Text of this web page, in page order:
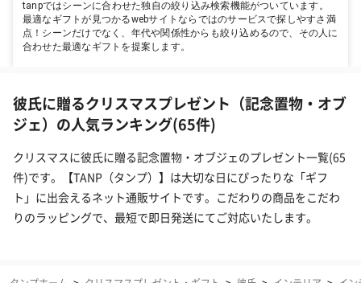
tanpではシーンに合わせた独自の絞り込み検索機能がついています。
最適なギフトが見つかるwebサイトならではのサービスで探しやすさ満
点！シーンだけでなく、年代や関係性からも絞り込めるので、その人に
合わせた最適なギフトを提案します。
彼氏に贈るクリスマスプレゼント（記念置物・オブ
ジェ）の人気ランキング(65件)
クリスマスに彼氏に贈る記念置物・オブジェのプレゼント一覧(65
件)です。【TANP（タンプ）】は大切な日にぴったりな「ギフ
ト」に出会えるネット通販サイトです。こだわりの商品をこだわ
りのラッピングで、最短で即日発送にてご対応いたします。